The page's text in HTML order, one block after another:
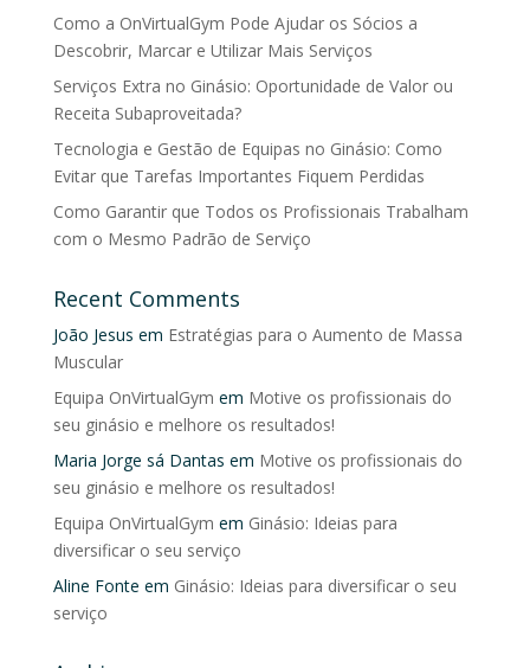
Como a OnVirtualGym Pode Ajudar os Sócios a
Descobrir, Marcar e Utilizar Mais Serviços
Serviços Extra no Ginásio: Oportunidade de Valor ou
Receita Subaproveitada?
Tecnologia e Gestão de Equipas no Ginásio: Como
Evitar que Tarefas Importantes Fiquem Perdidas
Como Garantir que Todos os Profissionais Trabalham
com o Mesmo Padrão de Serviço
Recent Comments
João Jesus em Estratégias para o Aumento de Massa
Muscular
Equipa OnVirtualGym em Motive os profissionais do
seu ginásio e melhore os resultados!
Maria Jorge sá Dantas em Motive os profissionais do
seu ginásio e melhore os resultados!
Equipa OnVirtualGym em Ginásio: Ideias para
diversificar o seu serviço
Aline Fonte em Ginásio: Ideias para diversificar o seu
serviço